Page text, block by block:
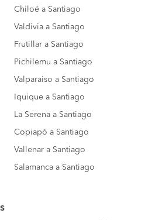
Chiloé a Santiago
Valdivia a Santiago
Frutillar a Santiago
Pichilemu a Santiago
Valparaiso a Santiago
Iquique a Santiago
La Serena a Santiago
Copiapó a Santiago
Vallenar a Santiago
Salamanca a Santiago